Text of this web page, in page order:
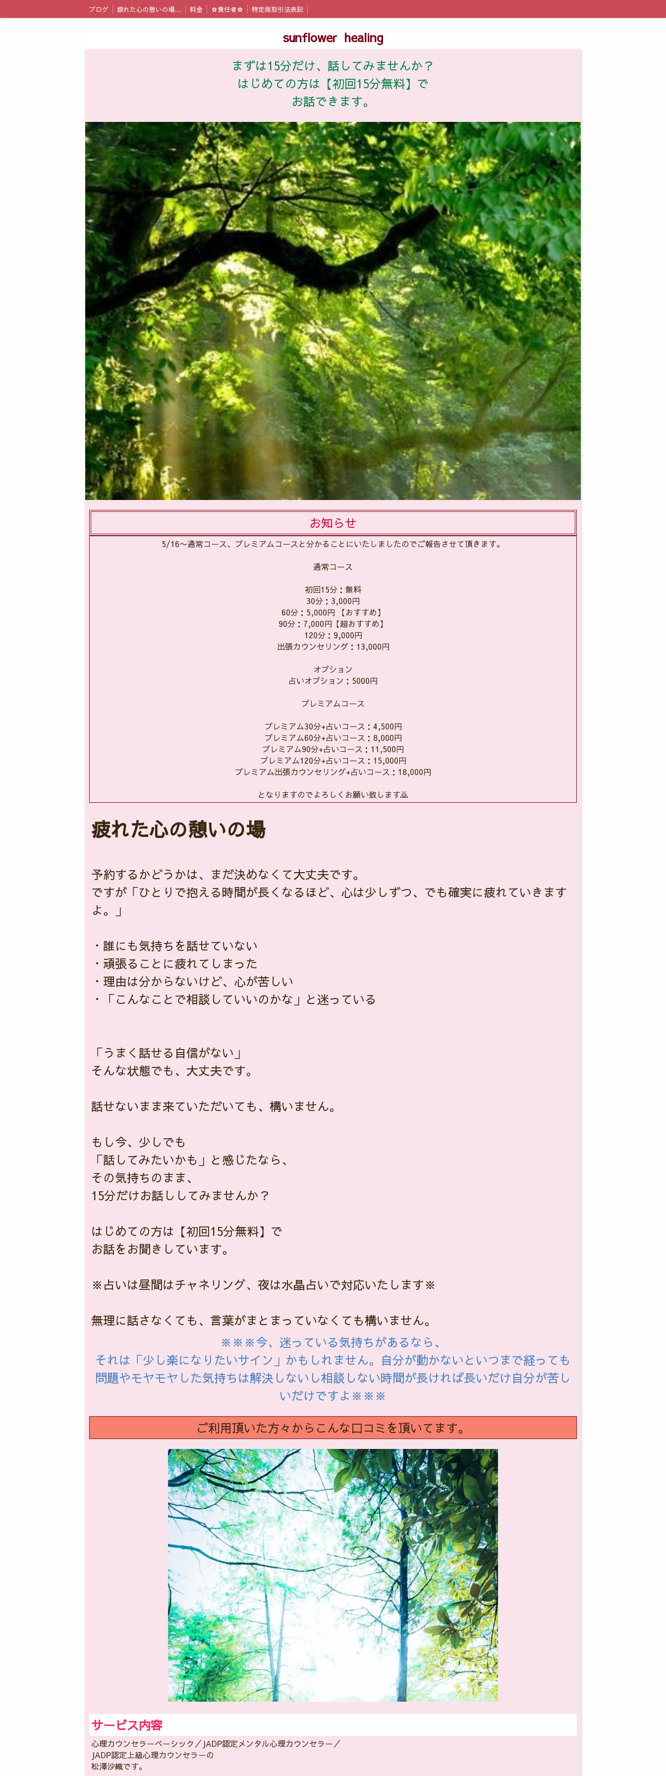
ブログ 疲れた心の憩いの場｜心理カウンセリング sunflower healing 料金 ✿責任者✿ 特定商取引法表記
sunflower healing
まずは15分だけ、話してみませんか？
はじめての方は【初回15分無料】で
お話できます。
お知らせ
5/16〜通常コース、プレミアムコースと分かることにいたしましたのでご報告させて頂きます。
通常コース
初回15分：無料
30分：3,000円
60分：5,000円 【おすすめ】
90分：7,000円【超おすすめ】
120分：9,000円
出張カウンセリング：13,000円
オプション
占いオプション：5000円
プレミアムコース
プレミアム30分+占いコース：4,500円
プレミアム60分+占いコース：8,000円
プレミアム90分+占いコース：11,500円
プレミアム120分+占いコース：15,000円
プレミアム出張カウンセリング+占いコース：18,000円
となりますのでよろしくお願い致します🙇
疲れた心の憩いの場
予約するかどうかは、まだ決めなくて大丈夫です。
ですが「ひとりで抱える時間が長くなるほど、心は少しずつ、でも確実に疲れていきます
よ。」
・誰にも気持ちを話せていない
・頑張ることに疲れてしまった
・理由は分からないけど、心が苦しい
・「こんなことで相談していいのかな」と迷っている
「うまく話せる自信がない」
そんな状態でも、大丈夫です。
話せないまま来ていただいても、構いません。
もし今、少しでも
「話してみたいかも」と感じたなら、
その気持ちのまま、
15分だけお話ししてみませんか？
はじめての方は【初回15分無料】で
お話をお聞きしています。
※占いは昼間はチャネリング、夜は水晶占いで対応いたします※
無理に話さなくても、言葉がまとまっていなくても構いません。
※※※今、迷っている気持ちがあるなら、
それは「少し楽になりたいサイン」かもしれません。自分が動かないといつまで経っても
問題やモヤモヤした気持ちは解決しないし相談しない時間が長ければ長いだけ自分が苦し
いだけですよ※※※
ご利用頂いた方々からこんな口コミを頂いてます。
サービス内容
心理カウンセラーベーシック／JADP認定メンタル心理カウンセラー／
JADP認定上級心理カウンセラーの
松澤沙織です。